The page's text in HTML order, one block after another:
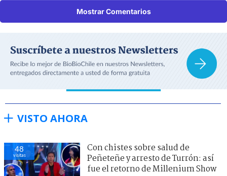
Mostrar Comentarios
VISTO AHORA
48
visitas
Con chistes sobre salud de
Peñeteñe y arresto de Turrón: así
fue el retorno de Millenium Show